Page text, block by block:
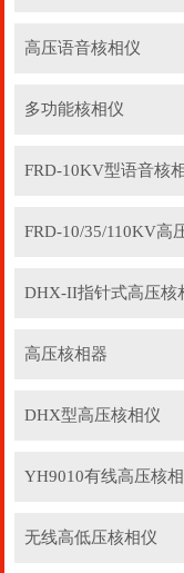
高压语音核相仪
多功能核相仪
FRD-10KV型语音核
DHX-II指针式高压核
高压核相器
DHX型高压核相仪
YH9010有线高压核
无线高低压核相仪